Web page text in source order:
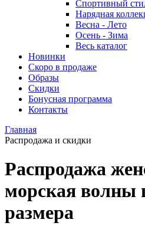
Спортивный
Нарядная
Весна - Лето
Осень - Зима
Весь каталог
Новинки
Скоро в продаже
Образы
Скидки
Бонусная программа
Контакты
Главная
Распродажа и скидки
Распродажа
морская волны
размера